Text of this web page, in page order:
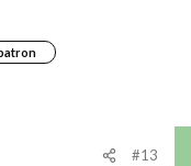
#13